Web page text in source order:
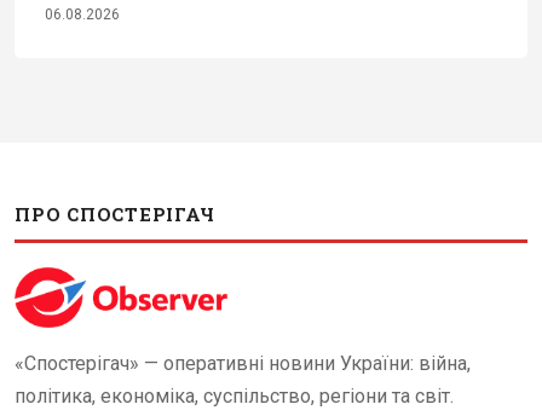
06.08.2026
ПРО СПОСТЕРІГАЧ
«Спостерігач» — оперативні новини України: війна,
політика, економіка, суспільство, регіони та світ.